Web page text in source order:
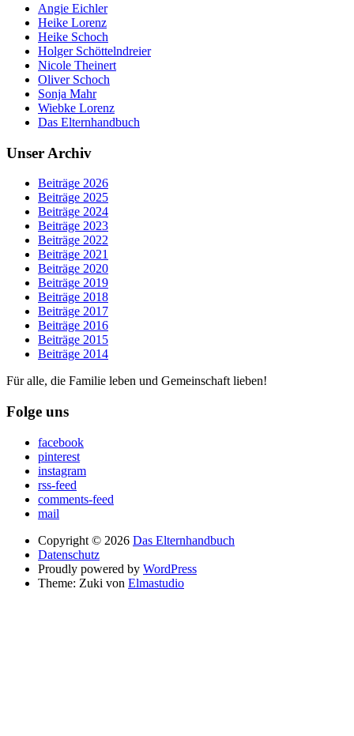
Angie Eichler
Heike Lorenz
Heike Schoch
Holger Schöttelndreier
Nicole Theinert
Oliver Schoch
Sonja Mahr
Wiebke Lorenz
Das Elternhandbuch
Unser Archiv
Beiträge 2026
Beiträge 2025
Beiträge 2024
Beiträge 2023
Beiträge 2022
Beiträge 2021
Beiträge 2020
Beiträge 2019
Beiträge 2018
Beiträge 2017
Beiträge 2016
Beiträge 2015
Beiträge 2014
Für alle, die Familie leben und Gemeinschaft lieben!
Folge uns
facebook
pinterest
instagram
rss-feed
comments-feed
mail
Copyright © 2026 Das Elternhandbuch
Datenschutz
Proudly powered by WordPress
Theme: Zuki von Elmastudio